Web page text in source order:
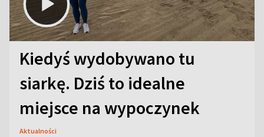
Kiedyś wydobywano tu
siarkę. Dziś to idealne
miejsce na wypoczynek
Aktualności